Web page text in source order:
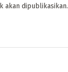
akan dipublikasikan.